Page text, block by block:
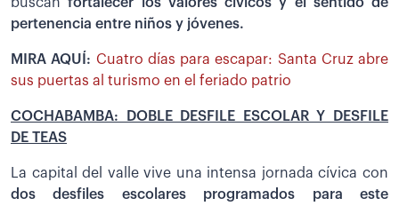
pertenencia entre niños y jóvenes.
MIRA AQUÍ: Cuatro días para escapar: Santa Cruz abre
sus puertas al turismo en el feriado patrio
COCHABAMBA: DOBLE DESFILE ESCOLAR Y DESFILE
DE TEAS
La capital del valle vive una intensa jornada cívica con
dos desfiles escolares programados para este